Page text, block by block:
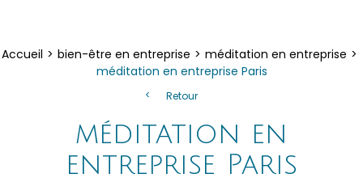
Accueil bien-être en entreprise
méditation en entreprise
méditation en entreprise Paris
Retour
méditation en
entreprise Paris